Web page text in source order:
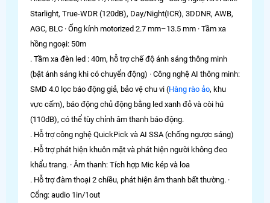
Starlight, True-WDR (120dB), Day/Night(ICR), 3DDNR, AWB,
AGC, BLC · Ống kính motorized 2.7 mm–13.5 mm · Tầm xa
hồng ngoại: 50m
. Tầm xa đèn led : 40m, hỗ trợ chế độ ánh sáng thông minh
(bật ánh sáng khi có chuyển động) · Công nghệ AI thông minh:
SMD 4.0 lọc báo động giả, bảo vệ chu vi (Hàng rào ảo, khu
vực cấm), báo động chủ động bằng led xanh đỏ và còi hú
(110dB), có thể tùy chỉnh âm thanh báo động.
. Hỗ trợ công nghệ QuickPick và AI SSA (chống ngược sáng)
. Hỗ trợ phát hiện khuôn mặt và phát hiện người không đeo
khẩu trang. · Âm thanh: Tích hợp Mic kép và loa
. Hỗ trợ đàm thoại 2 chiều, phát hiện âm thanh bất thường. ·
Cổng: audio 1in/1out